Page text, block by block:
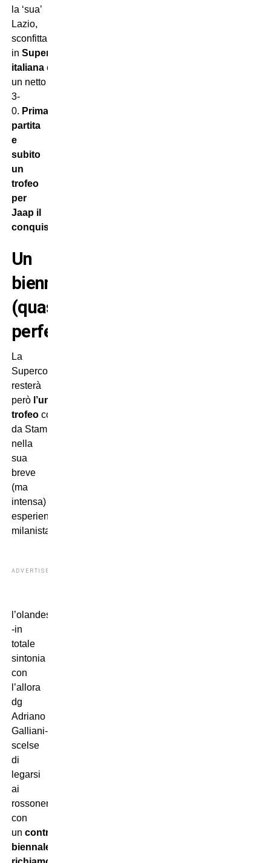
la ‘sua’
Lazio,
sconfitta
in Supercoppa
italianacon
un netto
3-
0. Prima
partita
e
subito
un
trofeo
per
Jaap il
conquistatore.
Un
biennio
(quasi)
perfetto
La
Supercoppa
resterà
però l’unico
trofeo conquistato
da Stam
nella
sua
breve
(ma
intensa)
esperienza
milanista:
ADVERTISEMENT
l’olandese
-in
totale
sintonia
con
l’allora
dg
Adriano
Galliani-
scelse
di
legarsi
ai
rossoneri
con
un contratto
biennale